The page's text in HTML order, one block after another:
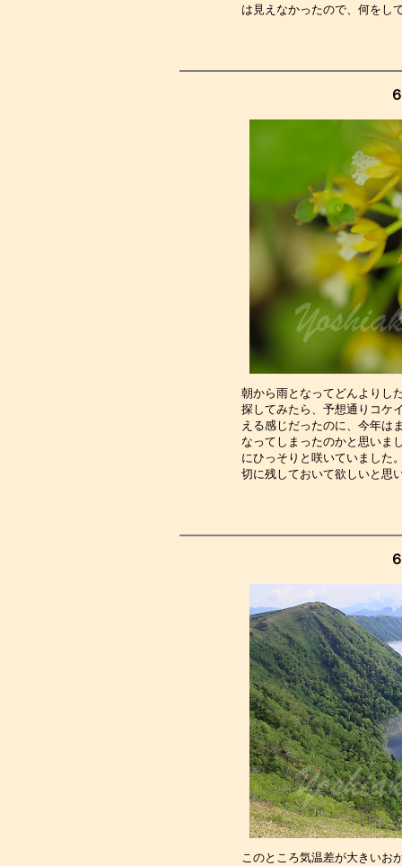
は見えなかったの
朝から雨となってどんよりし
探してみたら、予想通りコケ
える感じだったのに、今年は
なってしまったのかと思いま
にひっそりと咲いていました
切に残しておい
このところ気温差が大きいお